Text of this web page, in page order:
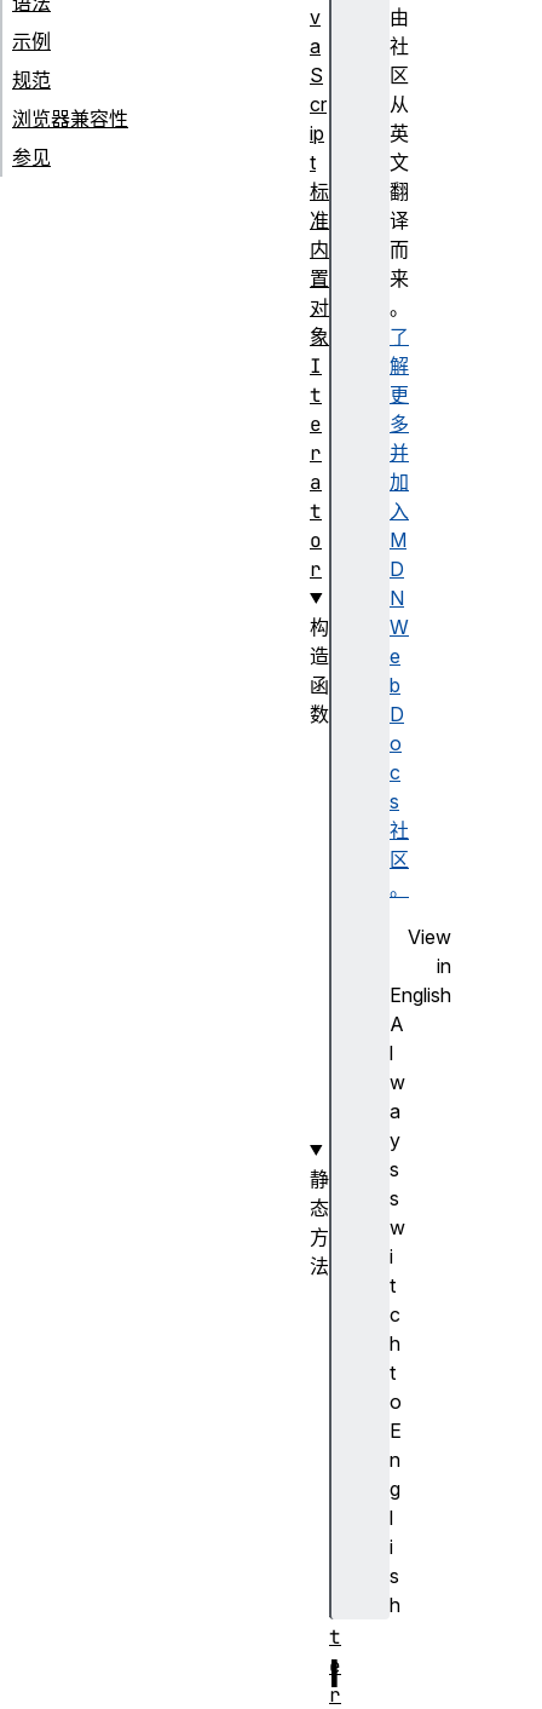
由
社
区
从
英
文
翻
译
而
来
。
了
解
更
多
并
加
入
M
D
N
W
e
b
D
o
c
s
社
区
。
View
in
English
A
l
w
a
y
s
s
w
i
t
c
h
t
o
E
n
g
l
i
s
h
I
示例
规范
浏览器兼容性
参见
v
a
S
cr
ip
t
标
准
内
置
对
象
I
t
e
r
a
t
o
r
构
造
函
数
静
态
方
法
t
e
r